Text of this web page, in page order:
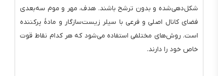
شکل‌دهی‌شده و بدون ترشح باشند. هدف، مهر و موم سه‌بعدی
فضای کانال اصلی و فرعی با سیلر زیست‌سازگار و مادهٔ پرکننده
است. روش‌های مختلفی استفاده می‌شود که هر کدام نقاط قوت
خاص خود را دارند.